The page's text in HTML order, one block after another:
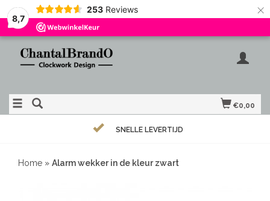
8,7
253 Reviews ×
€0,00
SNELLE LEVERTIJD
Home » Alarm wekker in de kleur zwart